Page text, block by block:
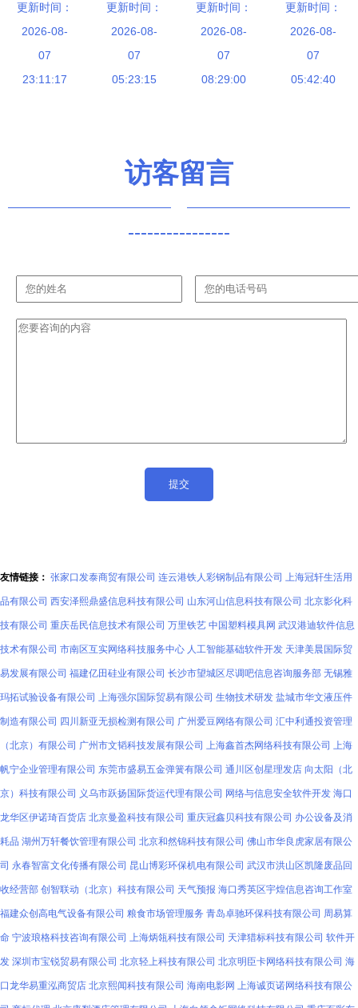
院组织学生
开展企业参
观实践系列
活动-走进
更新时间：
2026-08-
07
23:11:17
津成立新公
司，深耕新
兴能源技术
研发领域
更新时间：
2026-08-
07
05:23:15
导体 2亿注
资背后的新
能源与智造
升级战略
更新时间：
2026-08-
07
08:29:00
持续创新发
展论坛圆满
落幕，携手
绘就可持续
更新时间：
2026-08-
07
05:42:40
访客留言
----------------
友情链接： 张家口发泰商贸有限公司 连云港铁人彩钢制品有限公司 上海冠轩生活用
品有限公司 西安泽熙鼎盛信息科技有限公司 山东河山信息科技有限公司 北京影化科
技有限公司 重庆岳民信息技术有限公司 万里铁艺 中国塑料模具网 武汉港迪软件信息
技术有限公司 市南区互实网络科技服务中心 人工智能基础软件开发 天津美晨国际贸
易发展有限公司 福建亿田硅业有限公司 长沙市望城区尽调吧信息咨询服务部 无锡雅
玛拓试验设备有限公司 上海强尔国际贸易有限公司 生物技术研发 盐城市华文液压件
制造有限公司 四川新亚无损检测有限公司 广州爱豆网络有限公司 汇中利通投资管理
（北京）有限公司 广州市文韬科技发展有限公司 上海鑫首杰网络科技有限公司 上海
帆宁企业管理有限公司 东莞市盛易五金弹簧有限公司 通川区创星理发店 向太阳（北
京）科技有限公司 义乌市跃扬国际货运代理有限公司 网络与信息安全软件开发 海口
龙华区伊诺琦百货店 北京曼盈科技有限公司 重庆冠鑫贝科技有限公司 办公设备及消
耗品 湖州万轩餐饮管理有限公司 北京和然锦科技有限公司 佛山市华良虎家居有限公
司 永春智富文化传播有限公司 昆山博彩环保机电有限公司 武汉市洪山区凯隆废品回
收经营部 创智联动（北京）科技有限公司 天气预报 海口秀英区宇煌信息咨询工作室
福建众创高电气设备有限公司 粮食市场管理服务 青岛卓驰环保科技有限公司 周易算
命 宁波琅格科技咨询有限公司 上海炳瓴科技有限公司 天津猎标科技有限公司 软件开
发 深圳市宝锐贸易有限公司 北京轻上科技有限公司 北京明臣卡网络科技有限公司 海
口龙华易重泓商贸店 北京熙闻科技有限公司 海南电影网 上海诚页诺网络科技有限公